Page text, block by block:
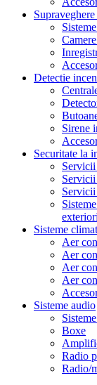
Detectie
Sirene
Securitate la
Servicii
exteriori
Sisteme
Aer
Aer
Aer
Aer
Sisteme audio
Boxe
Radio
Radio/